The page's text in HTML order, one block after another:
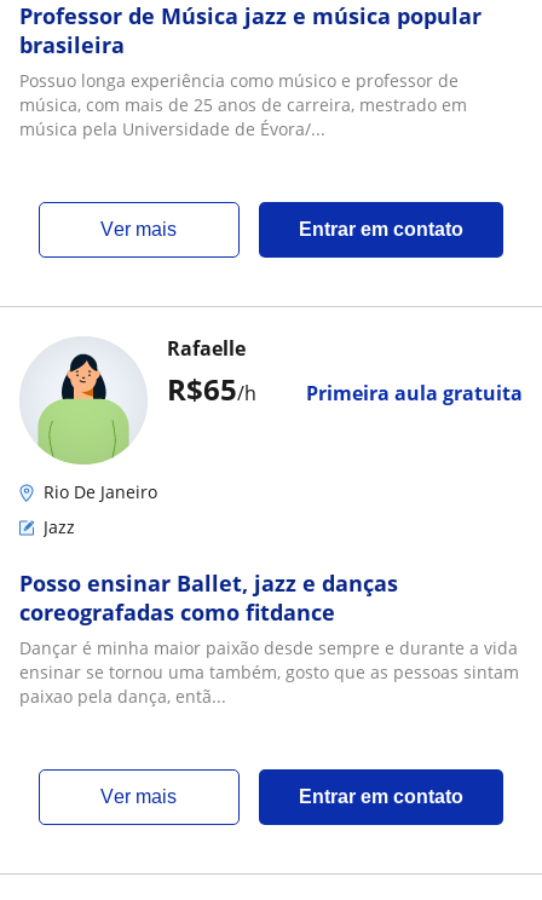
Professor de Música jazz e música popular
brasileira
Possuo longa experiência como músico e professor de
música, com mais de 25 anos de carreira, mestrado em
música pela Universidade de Évora/...
ver mais Entrar em contato
R$65/h Primeira aula gratuita
Rafaelle
Rio De Janeiro
Jazz
Posso ensinar Ballet, jazz e danças
coreografadas como fitdance
Dançar é minha maior paixão desde sempre e durante a vida
ensinar se tornou uma também, gosto que as pessoas sintam
paixao pela dança, entã...
ver mais Entrar em contato